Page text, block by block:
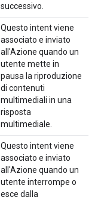
successivo.
Questo intent viene
associato e inviato
all'Azione quando un
utente mette in
pausa la riproduzione
di contenuti
multimediali in una
risposta
multimediale.
Questo intent viene
associato e inviato
all'Azione quando un
utente interrompe o
esce dalla